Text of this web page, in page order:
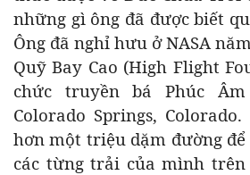
những gì ông đã được biết
Ông đã nghỉ hưu ở NASA
Quỹ Bay Cao (High Flight
chức truyền bá Phúc
Colorado Springs,
hơn một triệu dặm đường
các từng trải của mình